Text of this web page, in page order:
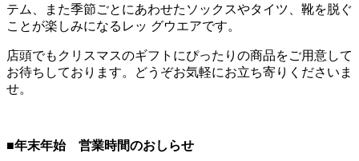
テム、また季節ごとにあわせたソックスやタイツ、靴を脱ぐ
ことが楽しみになるレッ グウエアです。
店頭でもクリスマスのギフトにぴったりの商品をご用意して
お待ちしております。どうぞお気軽にお立ち寄りくださいま
せ。
■年末年始 営業時間のおしらせ